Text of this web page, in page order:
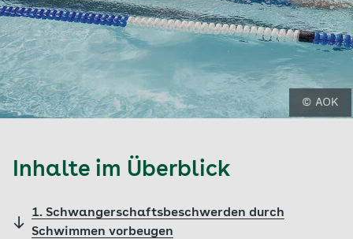
© AOK
Inhalte im Überblick
1. Schwangerschaftsbeschwerden durch
Schwimmen vorbeugen